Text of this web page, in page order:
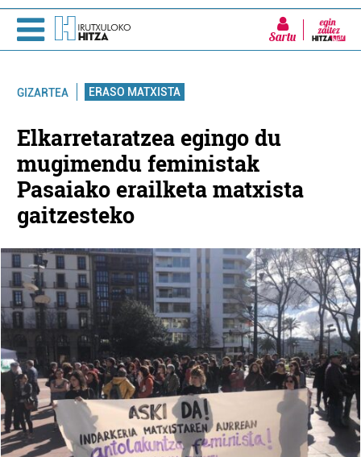
Sartu
GIZARTEA ERASO MATXISTA
Elkarretaratzea egingo du
mugimendu feministak
Pasaiako erailketa matxista
gaitzesteko